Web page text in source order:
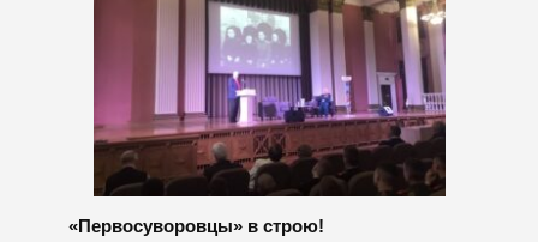
«Первосуворовцы» в строю!